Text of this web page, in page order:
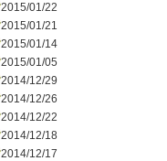
2015/01/22
2015/01/21
2015/01/14
2015/01/05
2014/12/29
2014/12/26
2014/12/22
2014/12/18
2014/12/17